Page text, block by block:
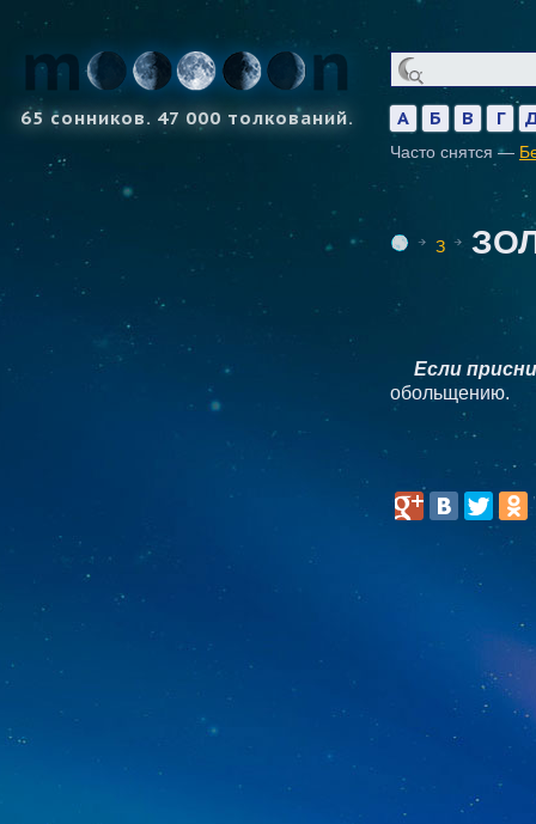
65 сонников. 47 000 толкований. А Б В Г
Часто снятся —
З
Если
обольщению.